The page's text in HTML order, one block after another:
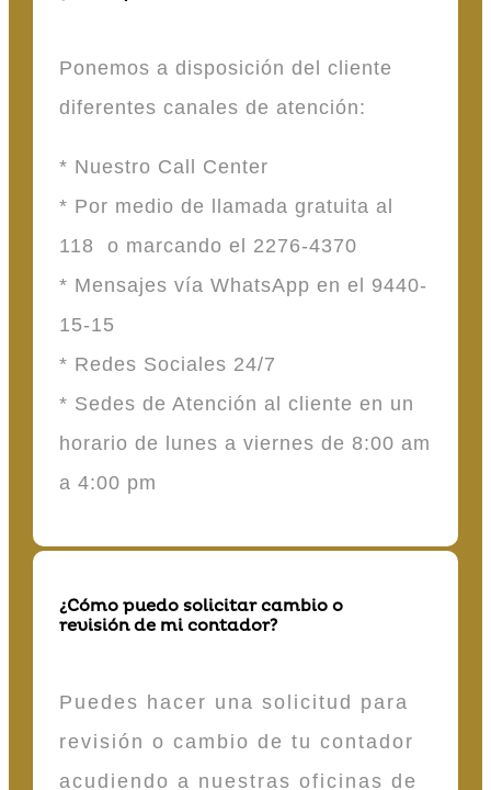
Ponemos a disposición del cliente
diferentes canales de atención:
* Nuestro Call Center
* Por medio de llamada gratuita al
118 o marcando el 2276-4370
* Mensajes vía WhatsApp en el 9440-
15-15
* Redes Sociales 24/7
* Sedes de Atención al cliente en un
horario de lunes a viernes de 8:00 am
a 4:00 pm
¿Cómo puedo solicitar cambio o
revisión de mi contador?
Puedes hacer una solicitud para
revisión o cambio de tu contador
acudiendo a nuestras oficinas de